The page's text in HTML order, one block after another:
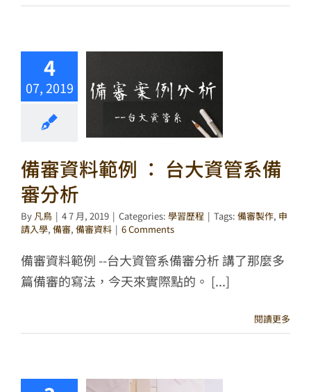
4
07, 2019
備審資料範例 ： 台大資管系備
審分析
By 凡鳥 | 4 7 月, 2019 | Categories: 學習歷程 | Tags: 備審製作, 申
請入學, 備審, 備審資料 | 6 Comments
備審資料範例 --台大資管系備審分析 講了那麼多
篇備審的寫法，今天來實際點的。 [...]
閱讀更多